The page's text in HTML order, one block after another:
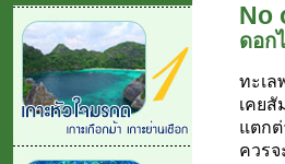
No
ดอก
ทะเ
เคยสั
แตกต่
ควร